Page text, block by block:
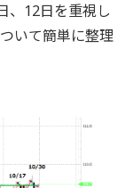
、12日を重視し
いて簡単に整理